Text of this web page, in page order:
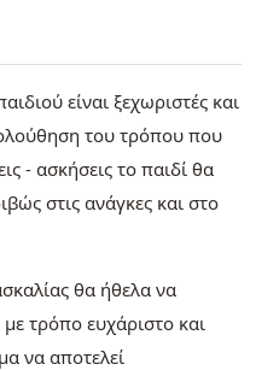
είναι ξεχωριστές και
του τρόπου που
- ασκήσεις το παιδί θα
στις ανάγκες και στο
θα ήθελα να
τρόπο ευχάριστο και
να αποτελεί